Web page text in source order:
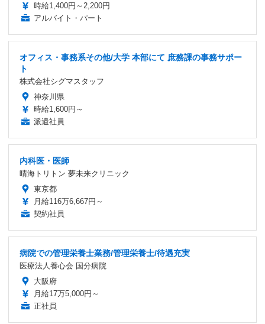
時給1,400円～2,200円
アルバイト・パート
オフィス・事務系その他/大学 本部にて 庶務課の事務サポー
ト
株式会社シグマスタッフ
神奈川県
時給1,600円～
派遣社員
内科医・医師
晴海トリトン 夢未来クリニック
東京都
月給116万6,667円～
契約社員
病院での管理栄養士業務/管理栄養士/待遇充実
医療法人養心会 国分病院
大阪府
月給17万5,000円～
正社員